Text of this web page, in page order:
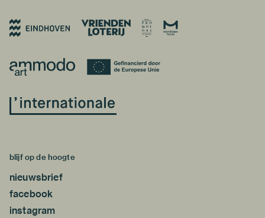
blijf op de hoogte
nieuwsbrief
facebook
instagram